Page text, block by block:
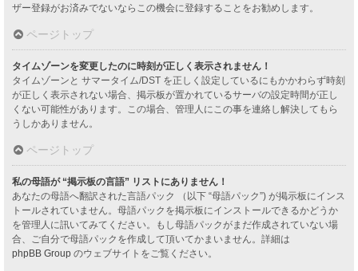
ザー登録がお済みでないならこの機会に登録することをお勧めします。
ページトップ
タイムゾーンを変更したのに時刻が正しく表示されません！
タイムゾーンと サマータイム/DST を正しく設定しているにもかかわらず時刻
が正しく表示されない場合、掲示板が置かれているサーバの設定時間が正し
くない可能性があります。この場合、管理人にこの事を連絡し解決してもら
うしかありません。
ページトップ
私の母語が “掲示板の言語” リストにありません！
あなたの母語へ翻訳された言語パック （以下 “母語パック”) が掲示板にインス
トールされていません。母語パックを掲示板にインストールできるかどうか
を管理人に訊いてみてください。もし母語パックがまだ作成されていない場
合、ご自分で母語パックを作成して頂いてかまいません。詳細は
phpBB Group のウェブサイトをご覧ください。